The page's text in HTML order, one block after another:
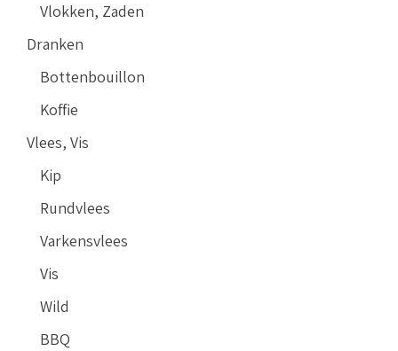
Vlokken, Zaden
Dranken
Bottenbouillon
Koffie
Vlees, Vis
Kip
Rundvlees
Varkensvlees
Vis
Wild
BBQ